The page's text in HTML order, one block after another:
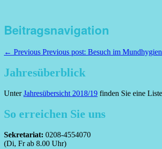
Beitragsnavigation
← Previous Previous post: Besuch im
Jahresüberblick
UnterJahresübersicht 2018/19 finden Sie eine
So erreichen Sie uns
Sekretariat: 0208-4554070
(Di, Fr ab 8.00 Uhr)